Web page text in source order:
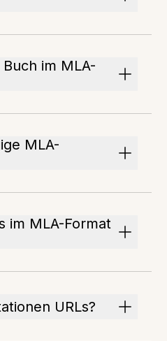
im MLA-
MLA-
im MLA-Format
URLs?